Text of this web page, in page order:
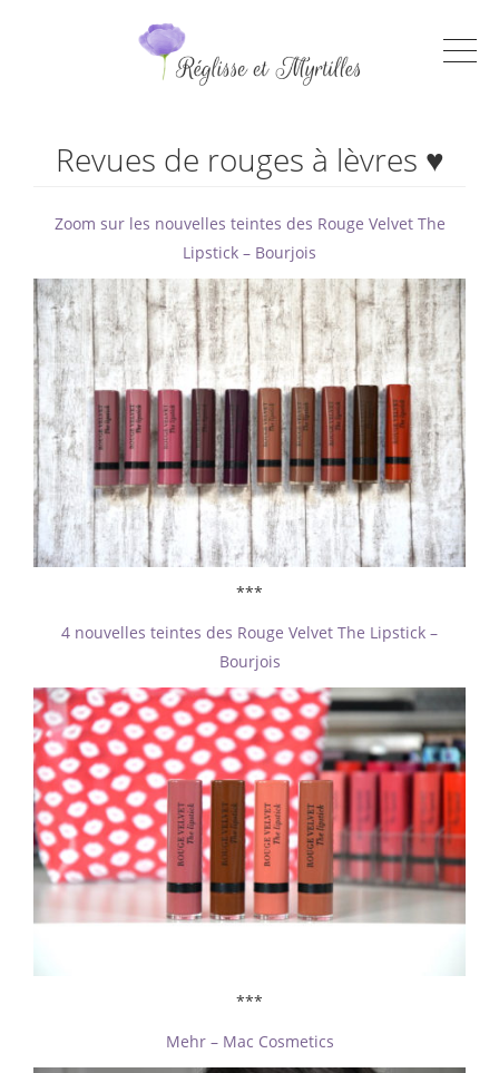
Revues de rouges à lèvres ♥
Zoom sur les nouvelles teintes des Rouge Velvet The
Lipstick – Bourjois
***
4 nouvelles teintes des Rouge Velvet The Lipstick –
Bourjois
***
Mehr – Mac Cosmetics